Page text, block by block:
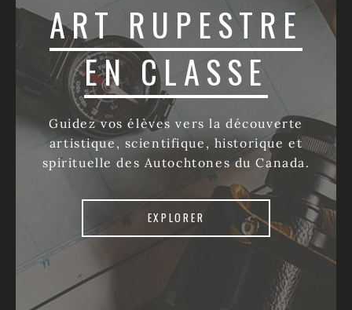
ART RUPESTRE
EN CLASSE
Guidez vos élèves vers la découverte
artistique, scientifique, historique et
spirituelle des Autochtones du Canada.
EXPLORER